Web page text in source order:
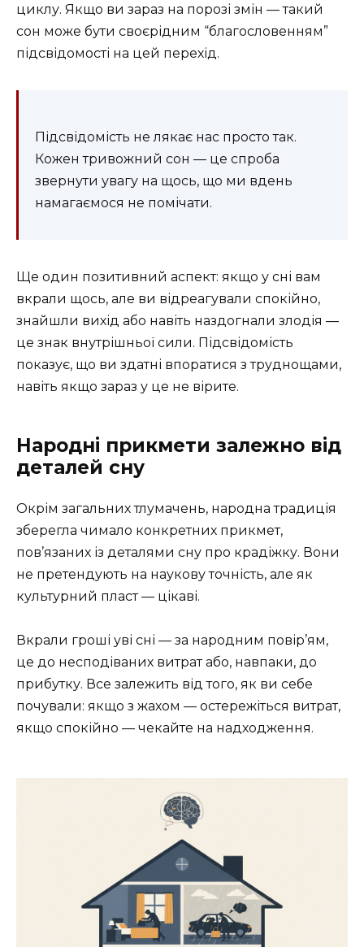
циклу. Якщо ви зараз на порозі змін — такий
сон може бути своєрідним “благословенням”
підсвідомості на цей перехід.
Підсвідомість не лякає нас просто так.
Кожен тривожний сон — це спроба
звернути увагу на щось, що ми вдень
намагаємося не помічати.
Ще один позитивний аспект: якщо у сні вам
вкрали щось, але ви відреагували спокійно,
знайшли вихід або навіть наздогнали злодія —
це знак внутрішньої сили. Підсвідомість
показує, що ви здатні впоратися з труднощами,
навіть якщо зараз у це не вірите.
Народні прикмети залежно від
деталей сну
Окрім загальних тлумачень, народна традиція
зберегла чимало конкретних прикмет,
пов’язаних із деталями сну про крадіжку. Вони
не претендують на наукову точність, але як
культурний пласт — цікаві.
Вкрали гроші уві сні — за народним повір’ям,
це до несподіваних витрат або, навпаки, до
прибутку. Все залежить від того, як ви себе
почували: якщо з жахом — остережіться витрат,
якщо спокійно — чекайте на надходження.